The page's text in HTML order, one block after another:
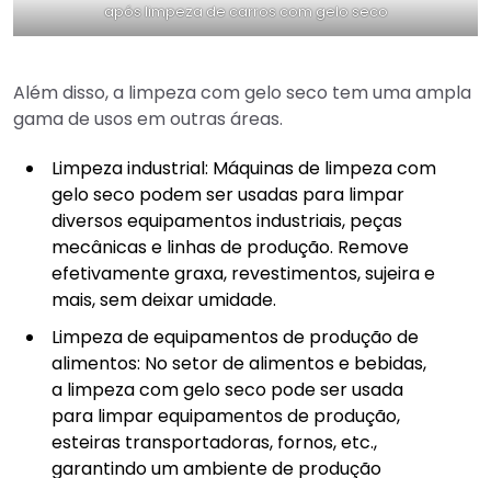
após limpeza de carros com gelo seco
Além disso, a limpeza com gelo seco tem uma ampla
gama de usos em outras áreas.
Limpeza industrial: Máquinas de limpeza com
gelo seco podem ser usadas para limpar
diversos equipamentos industriais, peças
mecânicas e linhas de produção. Remove
efetivamente graxa, revestimentos, sujeira e
mais, sem deixar umidade.
Limpeza de equipamentos de produção de
alimentos: No setor de alimentos e bebidas,
a limpeza com gelo seco pode ser usada
para limpar equipamentos de produção,
esteiras transportadoras, fornos, etc.,
garantindo um ambiente de produção